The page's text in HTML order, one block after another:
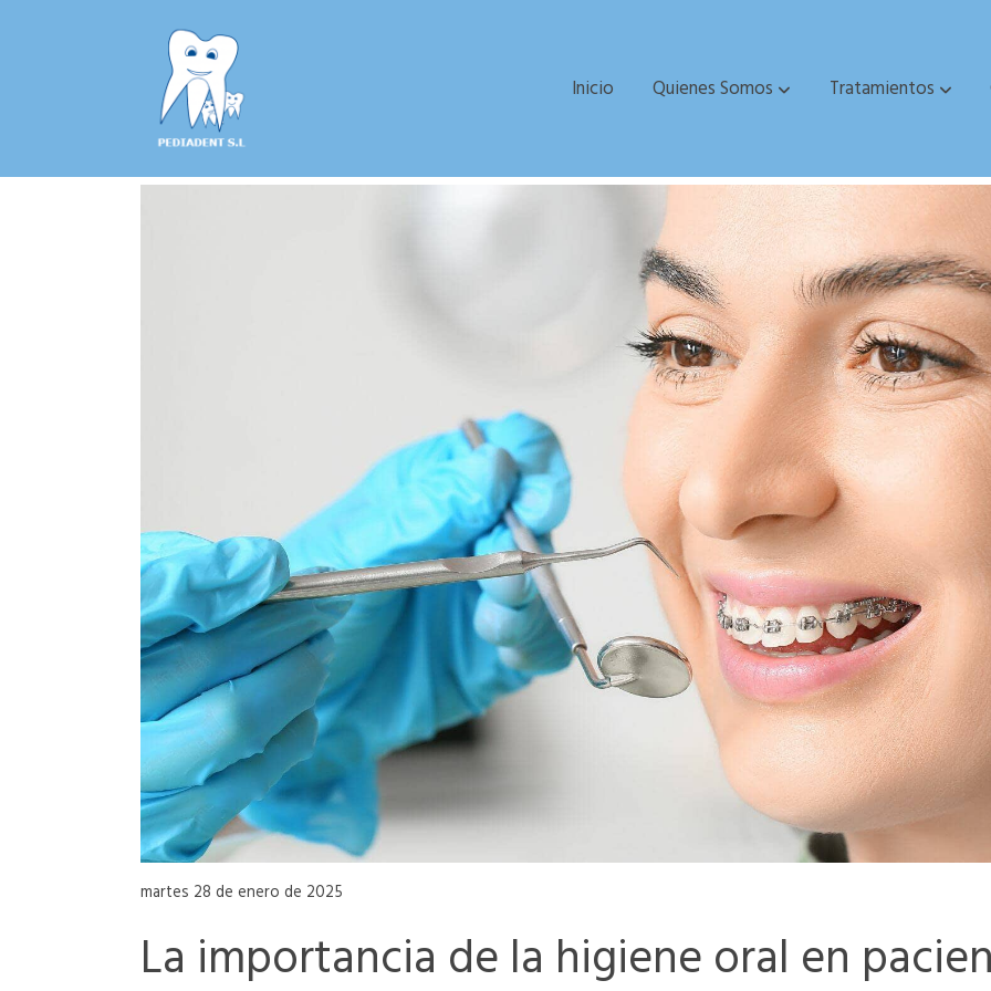
Inicio Quienes Somos Tratamientos
martes 28 de enero de 2025
La importancia de la higiene oral en